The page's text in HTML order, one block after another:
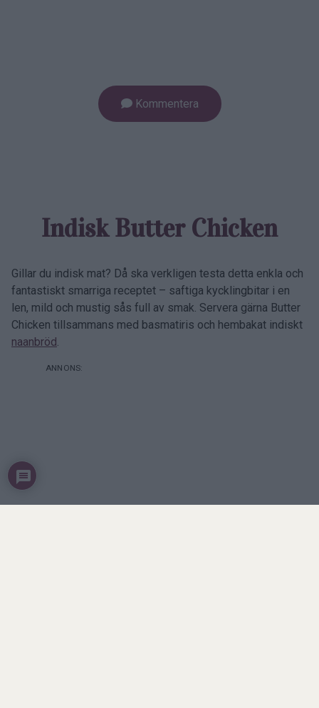
Kommentera
Indisk Butter Chicken
Gillar du indisk mat? Då ska verkligen testa detta enkla och
fantastiskt smarriga receptet – saftiga kycklingbitar i en
len, mild och mustig sås full av smak. Servera gärna Butter
Chicken tillsammans med basmatiris och hembakat indiskt
naanbröd.